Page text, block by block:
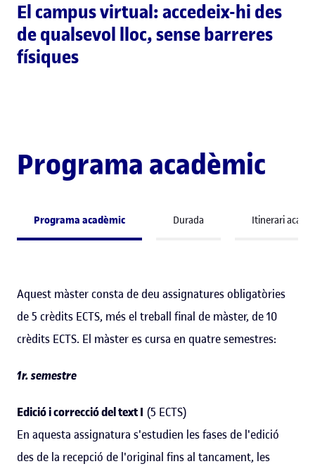
El campus virtual: accedeix-hi des
de qualsevol lloc, sense barreres
físiques
Programa acadèmic
Programa acadèmic Durada Itinerari
Aquest màster consta de deu assignatures obligatòries
de 5 crèdits ECTS, més el treball final de màster, de 10
crèdits ECTS. El màster es cursa en quatre semestres:
1r. semestre
Edició i correcció del text I (5 ECTS)
En aquesta assignatura s'estudien les fases de l'edició
des de la recepció de l'original fins al tancament, les